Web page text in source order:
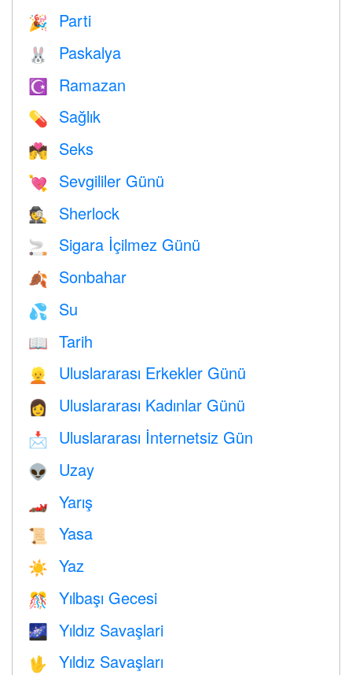
🎉 Parti
🐰 Paskalya
☪️ Ramazan
💊 Sağlık
💏 Seks
💘 Sevgililer Günü
🕵️ Sherlock
🚬 Sigara İçilmez Günü
🍂 Sonbahar
💦 Su
📖 Tarih
👱 Uluslararası Erkekler Günü
👩 Uluslararası Kadınlar Günü
📩 Uluslararası İnternetsiz Gün
👽 Uzay
🏎 Yarış
📜 Yasa
☀️ Yaz
🎊 Yılbaşı Gecesi
🌌 Yıldız Savaşlari
🖖 Yıldız Savaşları